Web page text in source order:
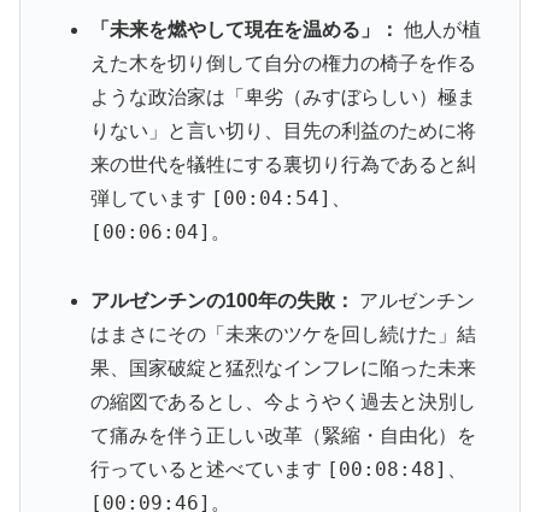
「未来を燃やして現在を温める」： 他人が植
えた木を切り倒して自分の権力の椅子を作る
ような政治家は「卑劣（みすぼらしい）極ま
りない」と言い切り、目先の利益のために将
来の世代を犠牲にする裏切り行為であると糾
弾しています [00:04:54]
[00:06:04] 。
アルゼンチンの100年の失敗：
アルゼンチン
はまさにその「未来のツケを回し続けた」結
果、国家破綻と猛烈なインフレに陥った未来
の縮図であるとし、今ようやく過去と決別し
て痛みを伴う正しい改革（緊縮・自由化）を
行っていると述べています [00:08:48]
[00:09:46] 。